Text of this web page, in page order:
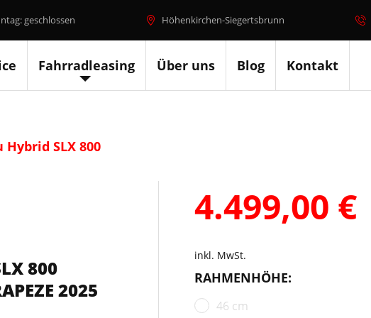
geschlossen Höhenkirchen-Siegertsbrunn
Fahrradleasing Über uns Blog Kontakt
SLX 800
800
2025
4.499,00 €
inkl. MwSt.
RAHMENHÖHE:
46 cm